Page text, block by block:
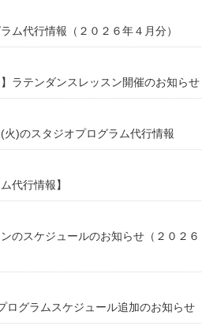
ム代行情報（２０２６年４月分）
ラテンダンスレッスン開催のお知らせ
火)のスタジオプログラム代行情報
代行情報】
のスケジュールのお知らせ（２０２６
ログラムスケジュール追加のお知らせ